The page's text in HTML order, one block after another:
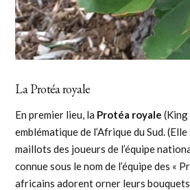
La Protéa royale
En premier lieu, la Protéa royale
emblématique de l’Afrique du Sud.
maillots des joueurs de l’équipe
connue sous le nom de l’équipe des «
africains adorent orner leurs